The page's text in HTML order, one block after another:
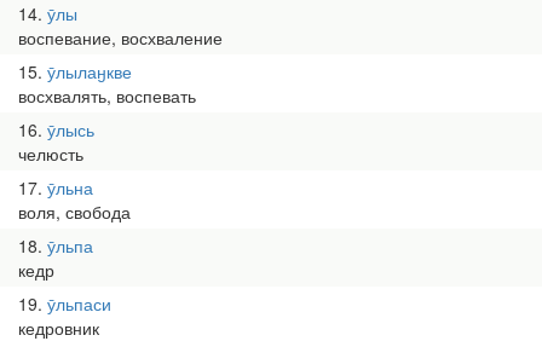
14 ӯлы
воспевание, восхваление
15 ӯлылаӈкве
восхвалять, воспевать
16 ӯлысь
челюсть
17 ӯльна
воля, свобода
18 ӯльпа
кедр
19 ӯльпаси
кедровник